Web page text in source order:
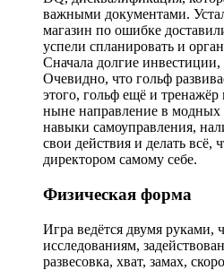
важными документами.
магазин по ошибке
успели спланировать и
Сначала долгие
Очевидно, что гольф
этого, гольф ещё и
ныне направление в модных
навыки самоуправления,
свои действия и делать всё,
директором самому себе.
Физическая форма
Игра ведётся двумя руками,
исследованиям,
развесовка, хват, замах,